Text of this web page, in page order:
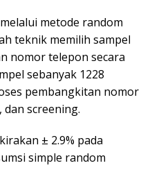
metode random
teknik memilih sampel
nomor telepon secara
sebanyak 1228
pembangkitan nomor
dan screening.
± 2.9% pada
simple random